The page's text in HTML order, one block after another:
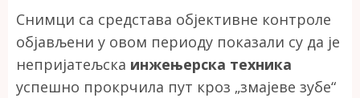
Снимци са средстава објективне контроле
објављени у овом периоду показали су да је
непријатељска инжењерска техника
успешно прокрчила пут кроз „змајеве зубе“